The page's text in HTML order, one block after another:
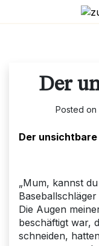
Der
Posted on
Der unsichtbare
„Mum, kannst
Baseballschläger
Die Augen
beschäftigt war,
schneiden,